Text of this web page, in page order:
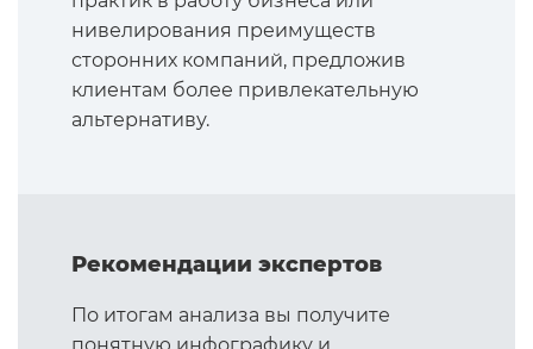
нивелирования преимуществ
сторонних компаний, предложив
клиентам более привлекательную
альтернативу.
Рекомендации экспертов
По итогам анализа вы получите